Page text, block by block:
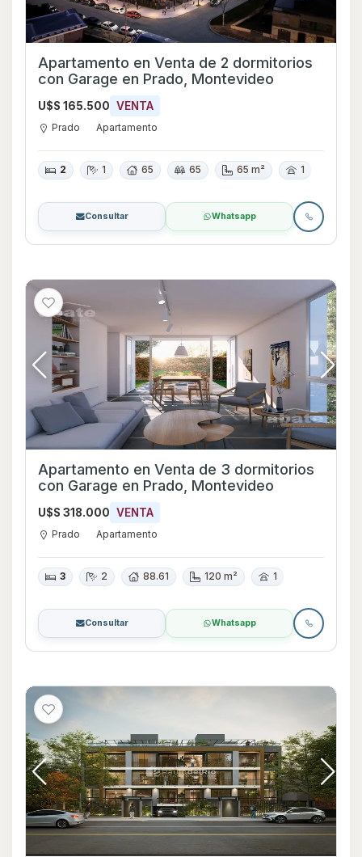
Apartamento en Venta de 2 dormitorios
con Garage en Prado, Montevideo
U$S 165.500 VENTA
Prado Apartamento
2 1 65 65 65 m² 1
Consultar Whatsapp
Apartamento en Venta de 3 dormitorios
con Garage en Prado, Montevideo
U$S 318.000 VENTA
Prado Apartamento
3 2 88.61 120 m² 1
Consultar Whatsapp